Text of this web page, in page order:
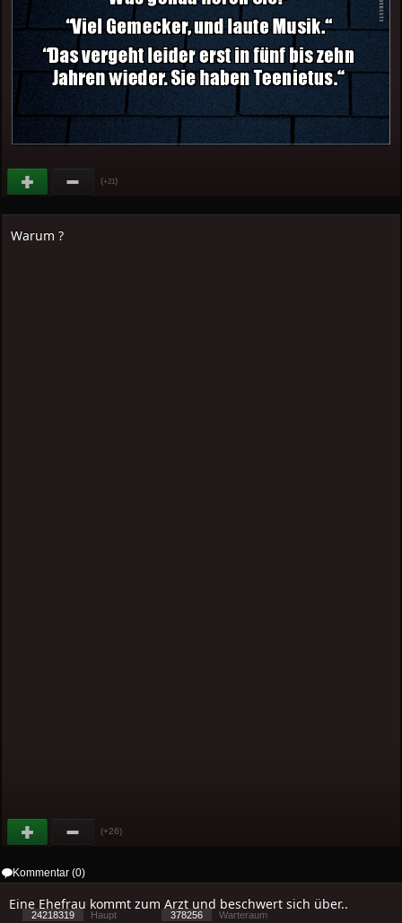
(+21)
Warum ?
(+26)
Kommentar (0)
Eine Ehefrau kommt zum Arzt und beschwert sich über..
24218319 Haupt 378256
Warteraum